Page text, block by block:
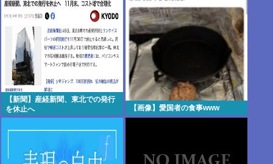
【新聞】産経新聞、東北での発行
を休止へ
【画像】愛国者の食事www